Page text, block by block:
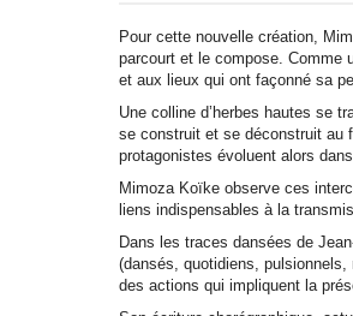
Pour cette nouvelle création,
parcourt et le compose. Comme
et aux lieux qui ont façonné sa
Une colline d’herbes hautes se
se construit et se déconstruit au
protagonistes évoluent alors
Mimoza Koïke observe ces
liens indispensables à la
Dans les traces dansées de
(dansés, quotidiens, pulsionnels,
des actions qui impliquent la